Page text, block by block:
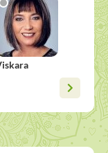
Alisha